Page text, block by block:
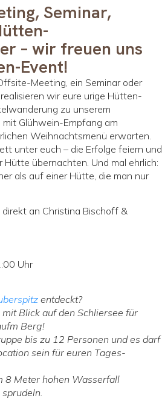
Seminar,
– wir freuen uns
Event!
Meeting, ein Seminar oder
wir eure urige Hütten-
zu unserem
Glühwein-Empfang am
Weihnachtsmenü erwarten.
unter euch – die Erfolge feiern und
übernachten. Und mal ehrlich:
als auf einer Hütte, die man nur
an Christina Bischoff &
Uhr
entdeckt?
Blick auf den Schliersee für
Berg!
bis zu 12 Personen und es darf
sein für euren Tages-
8 Meter hohen Wasserfall
sprudeln.